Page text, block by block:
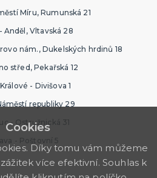
Míru, Rumunská 21
Anděl, Vltavská 28
nám., Dukelských hrdinů 18
střed, Pekařská 12
- Divišova 1
republiky 29
- Ostružnická 31
- Poštovní 5
Cookies
Díky tomu vám můžeme
více efektivní. Souhlas k